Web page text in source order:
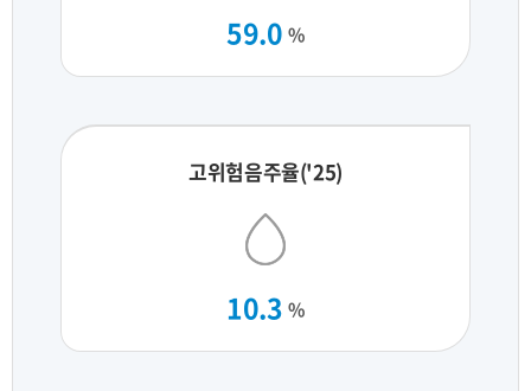
59.0 %
고위험음주율('25)
10.3 %